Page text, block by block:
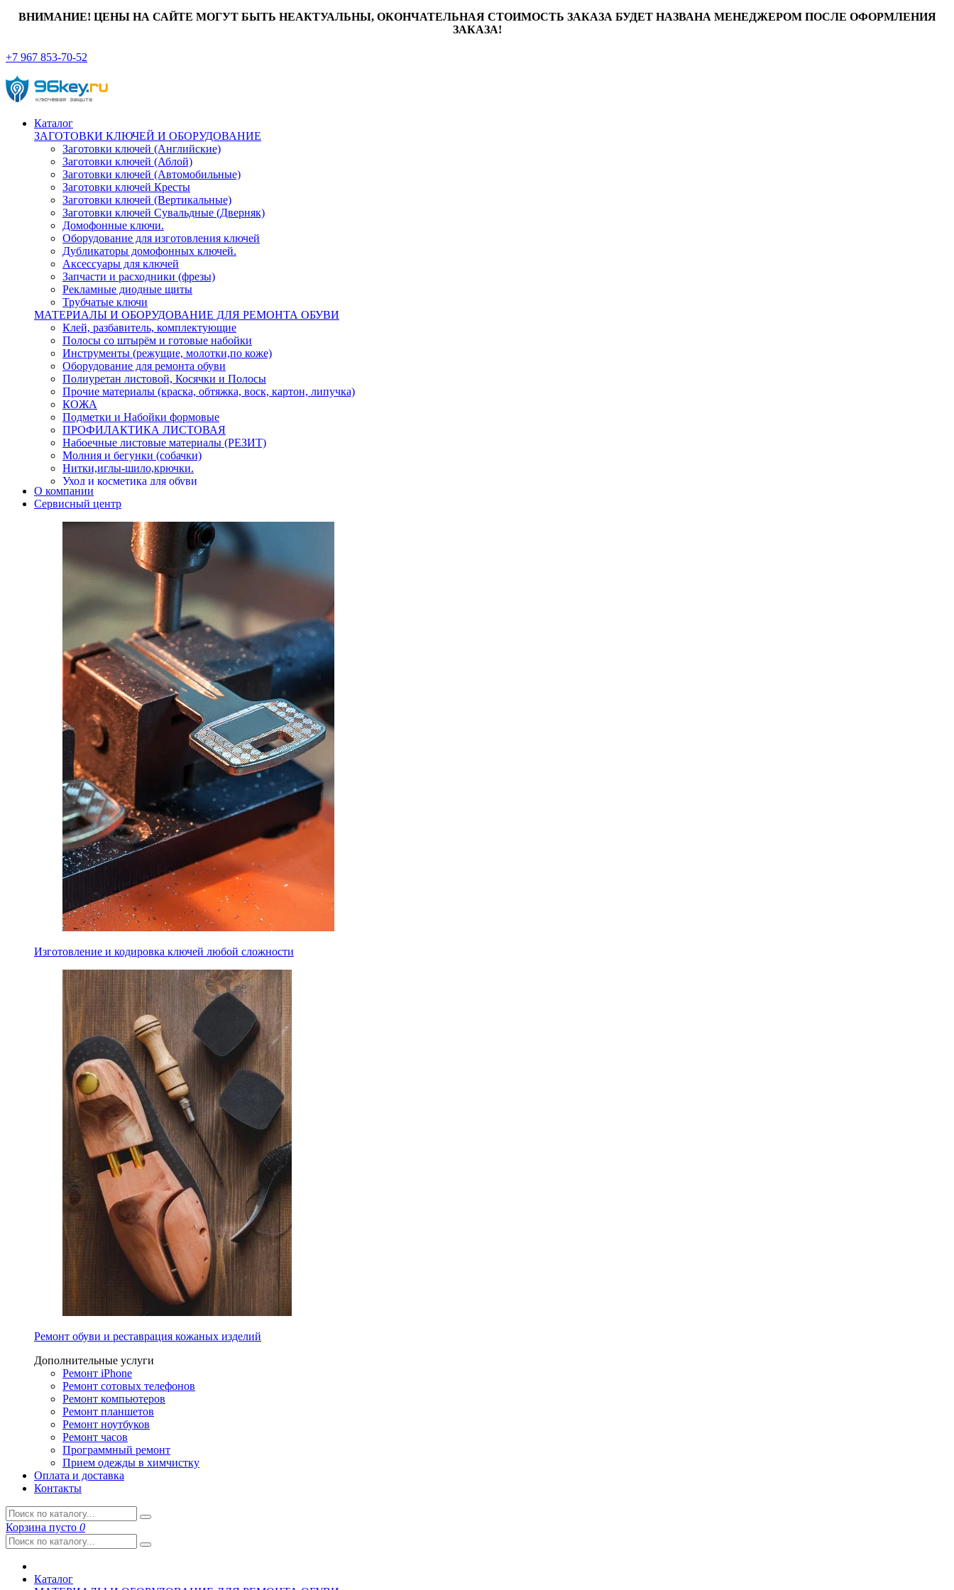
ВНИМАНИЕ! ЦЕНЫ НА САЙТЕ МОГУТ БЫТЬ НЕАКТУАЛЬНЫ, ОКОНЧАТЕЛЬНАЯ СТОИМОСТЬ ЗАКАЗА БУДЕТ НАЗВАНА МЕНЕДЖЕРОМ ПОСЛЕ ОФОРМЛЕНИЯ
ЗАКАЗА!
+7 967 853-70-52
Каталог
ЗАГОТОВКИ КЛЮЧЕЙ И ОБОРУДОВАНИЕ
Заготовки ключей (Английские)
Заготовки ключей (Аблой)
Заготовки ключей (Автомобильные)
Заготовки ключей Кресты
Заготовки ключей (Вертикальные)
Заготовки ключей Сувальдные (Дверняк)
Домофонные ключи.
Оборудование для изготовления ключей
Дубликаторы домофонных ключей.
Аксессуары для ключей
Запчасти и расходники (фрезы)
Рекламные диодные щиты
Трубчатые ключи
МАТЕРИАЛЫ И ОБОРУДОВАНИЕ ДЛЯ РЕМОНТА ОБУВИ
Клей, разбавитель, комплектующие
Полосы со штырём и готовые набойки
Инструменты (режущие, молотки,по коже)
Оборудование для ремонта обуви
Полиуретан листовой, Косячки и Полосы
Прочие материалы (краска, обтяжка, воск, картон, липучка)
КОЖА
Подметки и Набойки формовые
ПРОФИЛАКТИКА ЛИСТОВАЯ
Набоечные листовые материалы (РЕЗИТ)
Молния и бегунки (собачки)
Нитки,иглы-шило,крючки.
Уход и косметика для обуви
Кнопки (магнитые,кобурные)
Пряжки для ремня
О компании
Сервисный центр
Изготовление и кодировка ключей любой сложности
Ремонт обуви и реставрация кожаных изделий
Дополнительные услуги
Ремонт iPhone
Ремонт сотовых телефонов
Ремонт компьютеров
Ремонт планшетов
Ремонт ноутбуков
Ремонт часов
Программный ремонт
Прием одежды в химчистку
Оплата и доставка
Контакты
Корзина пусто 0
Каталог